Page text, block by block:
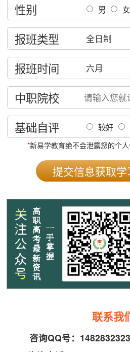
性别
男 女
报班类型
报班时间
中职院校
基础自评
较好
*新易学教育绝不会泄露您的个人
联系我
咨询QQ号： 1482832323